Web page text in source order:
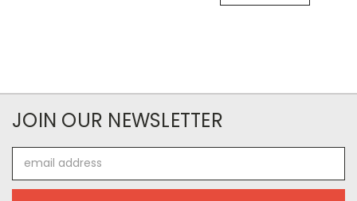
JOIN OUR NEWSLETTER
Address